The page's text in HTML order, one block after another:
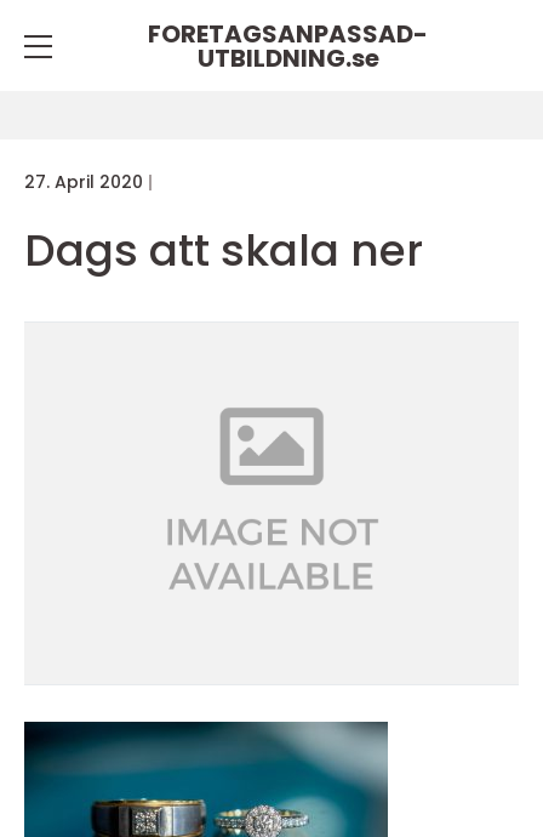
FORETAGSANPASSAD-
UTBILDNING.se
27. April 2020
Dags att skala ner